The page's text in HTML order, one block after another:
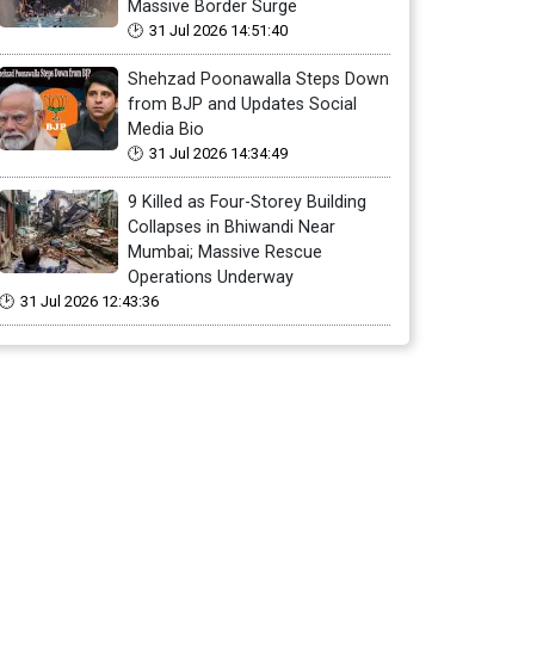
Massive Border Surge
31 Jul 2026 14:51:40
Shehzad Poonawalla Steps Down
from BJP and Updates Social
Media Bio
31 Jul 2026 14:34:49
9 Killed as Four-Storey Building
Collapses in Bhiwandi Near
Mumbai; Massive Rescue
Operations Underway
31 Jul 2026 12:43:36